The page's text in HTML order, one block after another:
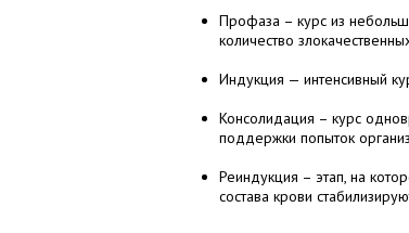
Профаза – курс из
количество
Индукция — интенсивный
Консолидация – курс
поддержки попыток
Реиндукция – этап, на
состава крови